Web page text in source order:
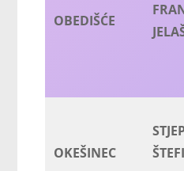
OBEDIŠĆE
OKEŠINEC